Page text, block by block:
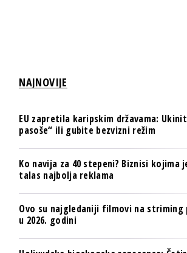
NAJNOVIJE
EU zapretila karipskim državama:
pasoše“ ili gubite bezvizni režim
Ko navija za 40 stepeni? Biznisi
talas najbolja reklama
Ovo su najgledaniji filmovi na
u 2026. godini